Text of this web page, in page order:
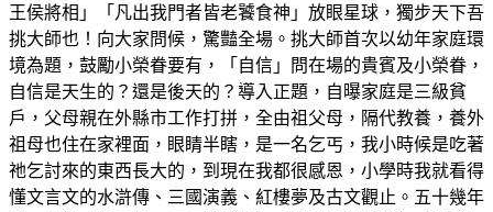
王侯將相」「凡出我門者皆老饕食神」放眼星球，獨步天下吾
挑大師也！向大家問候，驚豔全場。挑大師首次以幼年家庭環
境為題，鼓勵小榮眷要有，「自信」問在場的貴賓及小榮眷，
自信是天生的？還是後天的？導入正題，自曝家庭是三級貧
戶，父母親在外縣市工作打拼，全由祖父母，隔代教養，養外
祖母也住在家裡面，眼睛半瞎，是一名乞丐，我小時候是吃著
祂乞討來的東西長大的，到現在我都很感恩，小學時我就看得
懂文言文的水滸傳、三國演義、紅樓夢及古文觀止。五十幾年